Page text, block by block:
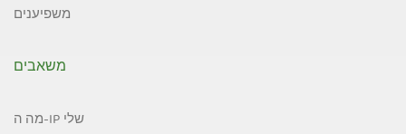
משפיענים
משאבים
מה ה-IP שלי